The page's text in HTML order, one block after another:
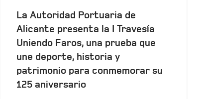
La Autoridad Portuaria de
Alicante presenta la I Travesía
Uniendo Faros, una prueba que
une deporte, historia y
patrimonio para conmemorar su
125 aniversario